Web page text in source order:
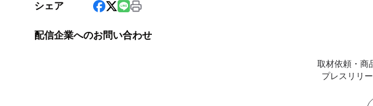
シェア
配信企業へのお問い合わせ
取材依頼・商
プレスリリ